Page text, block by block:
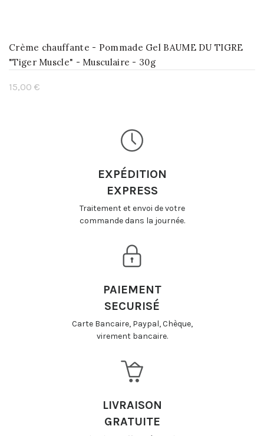
Crème chauffante - Pommade Gel BAUME DU TIGRE
"Tiger Muscle" - Musculaire - 30g
15,00 €
EXPÉDITION
EXPRESS
Traitement et envoi de votre
commande dans la journée.
PAIEMENT
SECURISÉ
Carte Bancaire, Paypal, Chèque,
virement bancaire.
LIVRAISON
GRATUITE